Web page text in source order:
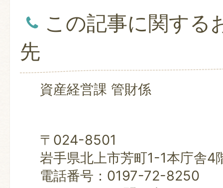
この記事に関する
先
資産経営課 管財係
〒024-8501
岩手県北上市芳町1-1本庁舎4
電話番号：0197-72-8250